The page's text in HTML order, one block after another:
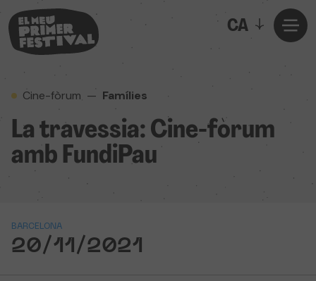
CA
Cine-fòrum — Famílies
La travessia: Cine-fòrum
amb FundiPau
BARCELONA
20/11/2021